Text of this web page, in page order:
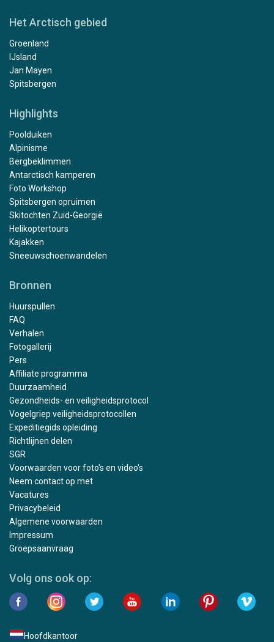
Het Arctisch gebied
Groenland
IJsland
Jan Mayen
Spitsbergen
Highlights
Poolduiken
Alpinisme
Bergbeklimmen
Antarctisch kamperen
Foto Workshop
Spitsbergen opruimen
Skitochten Zuid-Georgië
Helikoptertours
Kajakken
Sneeuwschoenwandelen
Bronnen
Huurspullen
FAQ
Verhalen
Fotogallerij
Pers
Affiliate programma
Duurzaamheid
Gezondheids- en veiligheidsprotocol
Vogelgriep veiligheidsprotocollen
Expeditiegids opleiding
Richtlijnen delen
SGR
Voorwaarden voor foto's en video's
Neem contact op met
Vacatures
Privacybeleid
Algemene voorwaarden
Impressum
Groepsaanvraag
Volg ons ook op:
Hoofdkantoor